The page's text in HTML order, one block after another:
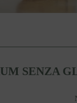
SENZA